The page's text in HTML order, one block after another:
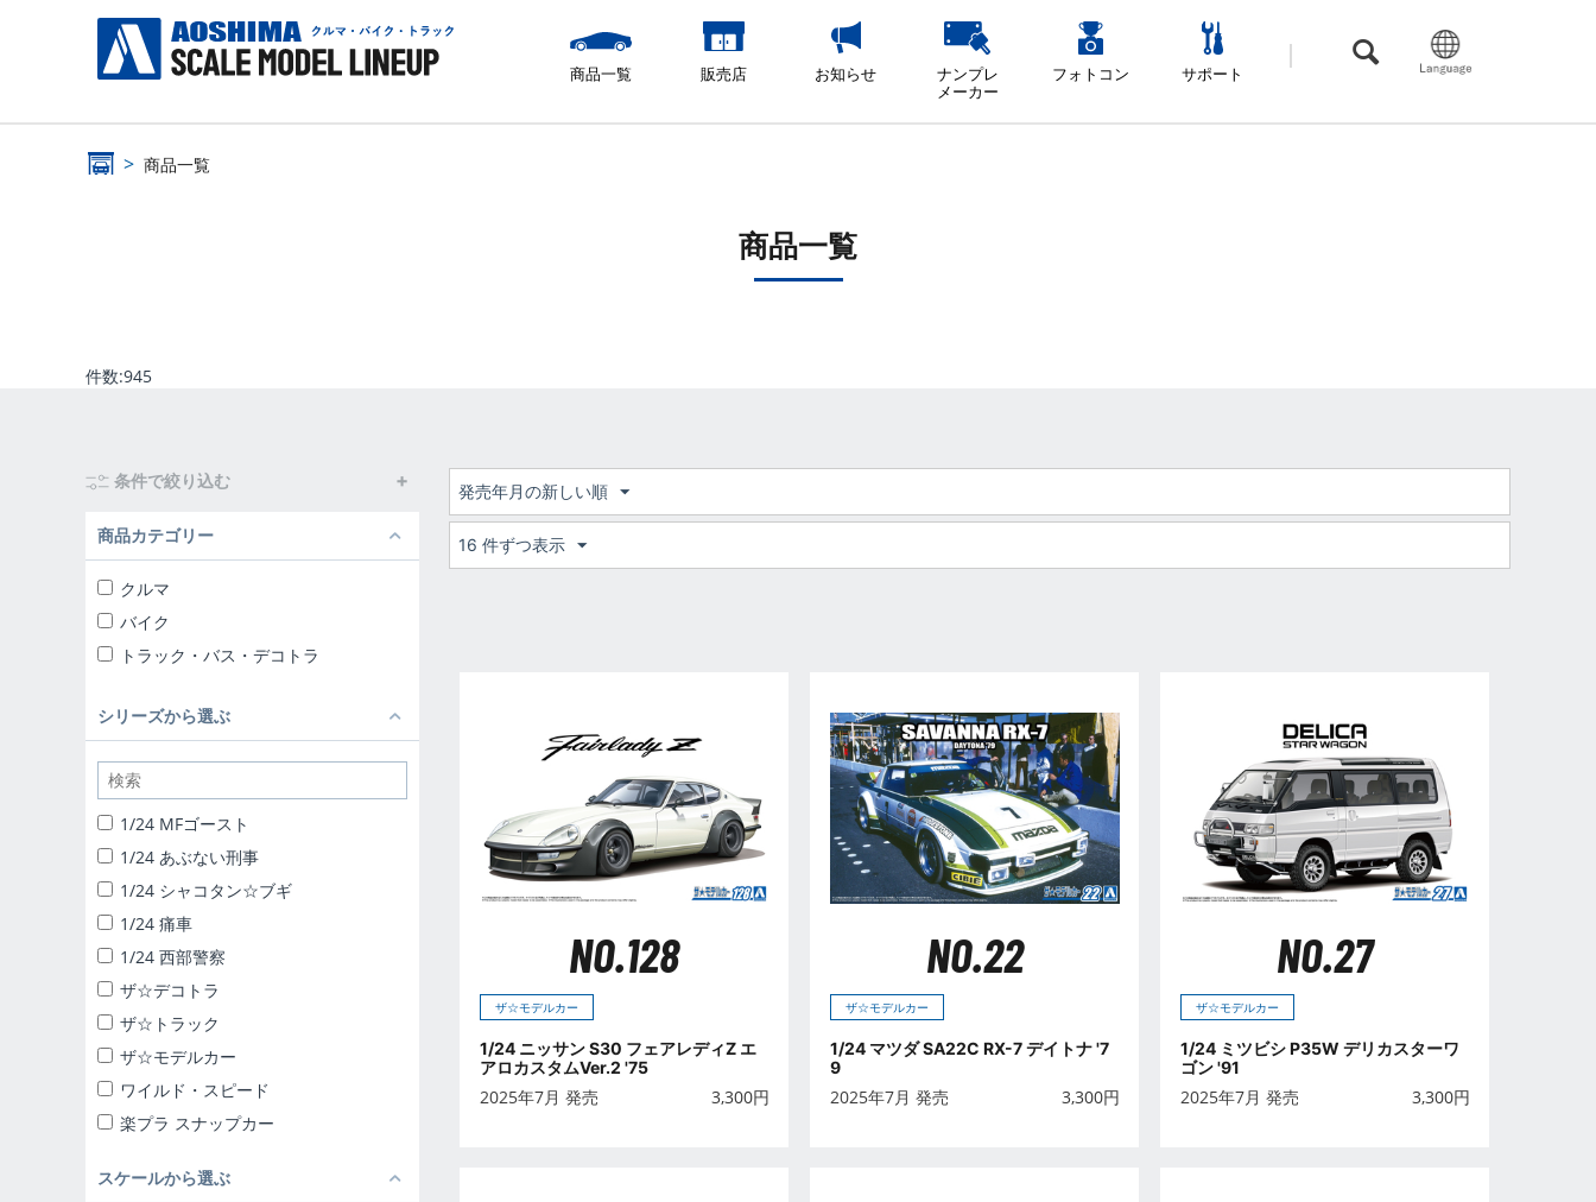
商品一覧 販売店 お知らせ
ナンプレ
メーカー
フォトコン サポート
商品一覧
商品一覧
件数:945
条件で絞り込む
商品カテゴリー
クルマ
バイク
トラック・バス・デコトラ
シリーズから選ぶ
1/24 MFゴースト
1/24 あぶない刑事
1/24 シャコタン☆ブギ
1/24 痛車
1/24 西部警察
ザ☆デコトラ
ザ☆トラック
ザ☆モデルカー
ワイルド・スピード
楽プラ スナップカー
ザ☆チューンドカー
スケールから選ぶ
発売年月の新しい順
16 件ずつ表示
NO.128
ザ☆モデルカー
1/24 ニッサン S30 フェアレディZ エ
アロカスタムVer.2 '75
2025年7月 発売 3,300円
NO.22
ザ☆モデルカー
1/24 マツダ SA22C RX-7 デイトナ '7
9
2025年7月 発売 3,300円
NO.27
ザ☆モデルカー
1/24 ミツビシ P35W デリカスターワ
ゴン '91
2025年7月 発売 3,300円